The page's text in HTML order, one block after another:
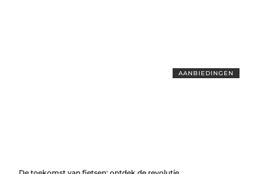
AANBIEDINGEN